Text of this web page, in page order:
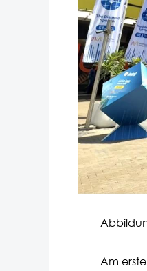
Abbildung
Am ersten